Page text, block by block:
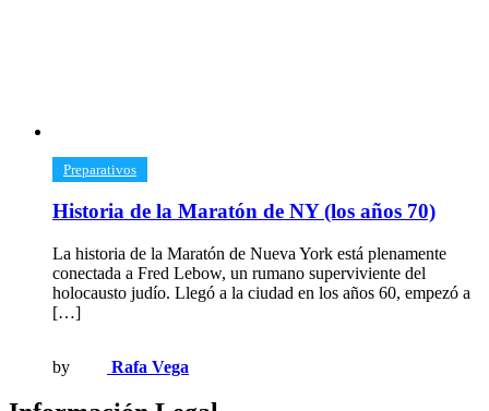
​Preparativos
Historia de la Maratón de NY (los años 70)
La historia de la Maratón de Nueva York está plenamente
conectada a Fred Lebow, un rumano superviviente del
holocausto judío. Llegó a la ciudad en los años 60, empezó a
[…]
by Rafa Vega